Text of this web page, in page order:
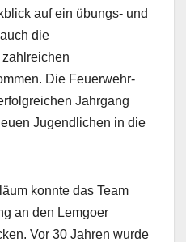
auf ein übungs- und
die
Die Feuerwehr-
Jahrgang
Jugendlichen in die
konnte das Team
an den Lemgoer
Vor 30 Jahren wurde